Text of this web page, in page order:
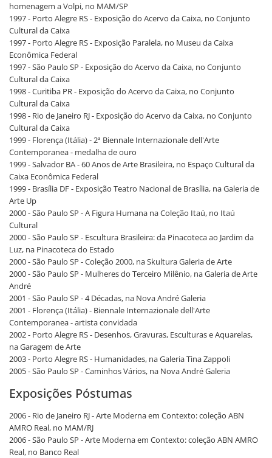
homenagem a Volpi, no MAM/SP
1997 - Porto Alegre RS - Exposição do Acervo da Caixa, no Conjunto
Cultural da Caixa
1997 - Porto Alegre RS - Exposição Paralela, no Museu da Caixa
Econômica Federal
1997 - São Paulo SP - Exposição do Acervo da Caixa, no Conjunto
Cultural da Caixa
1998 - Curitiba PR - Exposição do Acervo da Caixa, no Conjunto
Cultural da Caixa
1998 - Rio de Janeiro RJ - Exposição do Acervo da Caixa, no Conjunto
Cultural da Caixa
1999 - Florença (Itália) - 2ª Biennale Internazionale dell'Arte
Contemporanea - medalha de ouro
1999 - Salvador BA - 60 Anos de Arte Brasileira, no Espaço Cultural da
Caixa Econômica Federal
1999 - Brasília DF - Exposição Teatro Nacional de Brasília, na Galeria de
Arte Up
2000 - São Paulo SP - A Figura Humana na Coleção Itaú, no Itaú
Cultural
2000 - São Paulo SP - Escultura Brasileira: da Pinacoteca ao Jardim da
Luz, na Pinacoteca do Estado
2000 - São Paulo SP - Coleção 2000, na Skultura Galeria de Arte
2000 - São Paulo SP - Mulheres do Terceiro Milênio, na Galeria de Arte
André
2001 - São Paulo SP - 4 Décadas, na Nova André Galeria
2001 - Florença (Itália) - Biennale Internazionale dell'Arte
Contemporanea - artista convidada
2002 - Porto Alegre RS - Desenhos, Gravuras, Esculturas e Aquarelas,
na Garagem de Arte
2003 - Porto Alegre RS - Humanidades, na Galeria Tina Zappoli
2005 - São Paulo SP - Caminhos Vários, na Nova André Galeria
Exposições Póstumas
2006 - Rio de Janeiro RJ - Arte Moderna em Contexto: coleção ABN
AMRO Real, no MAM/RJ
2006 - São Paulo SP - Arte Moderna em Contexto: coleção ABN AMRO
Real, no Banco Real